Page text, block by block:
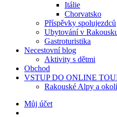
Itálie
Chorvatsko
Příspěvky spolujezdců
Ubytování v
Gastroturistika
Necestovní blog
Aktivity s dětmi
Obchod
VSTUP DO ONLINE
Rakouské Alpy a okolí
HledatMůj účet